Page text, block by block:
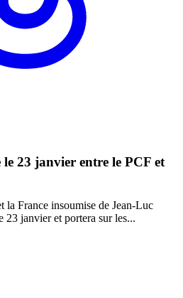
23 janvier entre le PCF et
la France insoumise de Jean-Luc
23 janvier et portera sur les...